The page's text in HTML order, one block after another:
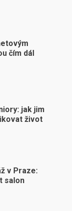
čím dál
jak jim
život
v Praze:
salon